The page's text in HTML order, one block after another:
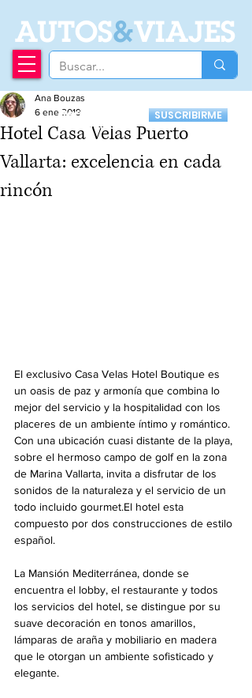
AUTOS&VIAJES
Recibí nuestro
Newsletter
SUSCRIBIRME
Hotel Casa Velas Puerto
Vallarta: excelencia en cada
rincón
Ana Bouzas
6 ene 2019
El exclusivo Casa Velas Hotel Boutique es
un oasis de paz y armonía que combina lo
mejor del servicio y la hospitalidad con los
placeres de un ambiente íntimo y romántico.
Con una ubicación cuasi distante de la playa,
sobre el hermoso campo de golf en la zona
de Marina Vallarta, invita a disfrutar de los
sonidos de la naturaleza y el servicio de un
todo incluido gourmet.El hotel esta
compuesto por dos construcciones de estilo
español.
La Mansión Mediterránea, donde se
encuentra el lobby, el restaurante y todos
los servicios del hotel, se distingue por su
suave decoración en tonos amarillos,
lámparas de araña y mobiliario en madera
que le otorgan un ambiente sofisticado y
elegante.